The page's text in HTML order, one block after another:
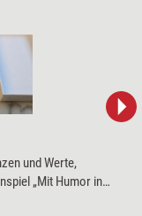
und Werte,
„Mit Humor in